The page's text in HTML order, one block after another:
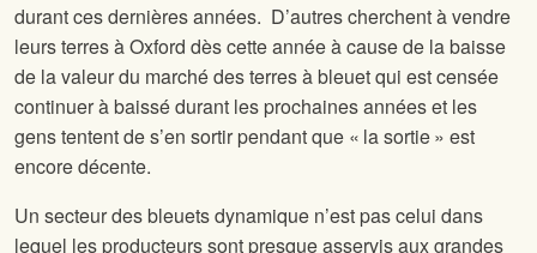
durant ces dernières années. D’autres cherchent à vendre
leurs terres à Oxford dès cette année à cause de la baisse
de la valeur du marché des terres à bleuet qui est censée
continuer à baissé durant les prochaines années et les
gens tentent de s’en sortir pendant que « la sortie » est
encore décente.
Un secteur des bleuets dynamique n’est pas celui dans
lequel les producteurs sont presque asservis aux grandes